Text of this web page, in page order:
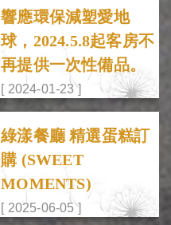
響應環保減塑愛地
球，2024.5.8起客房不
再提供一次性備品。
[ 2024-01-23 ]
綠漾餐廳 精選蛋糕訂
購 (SWEET
MOMENTS)
[ 2025-06-05 ]